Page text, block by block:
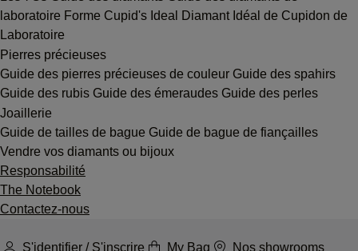
laboratoire Forme Cupid's Ideal
Diamant Idéal de Cupidon de
Laboratoire
Pierres précieuses
Guide des pierres précieuses de couleur Guide des spahirs
Guide des rubis Guide des émeraudes Guide des perles
Joaillerie
Guide de tailles de bague Guide de bague de fiançailles
Vendre vos diamants ou bijoux
Responsabilité
The Notebook
Contactez-nous
S'identifier / S'inscrire My Bag Nos showrooms